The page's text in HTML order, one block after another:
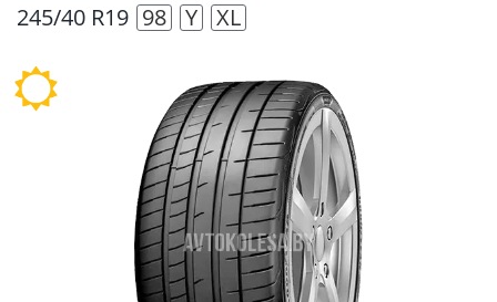
245/40 R19 98 Y XL